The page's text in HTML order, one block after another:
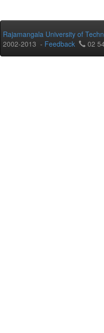
Rajamangala University of
2002-2013 - Feedback 02